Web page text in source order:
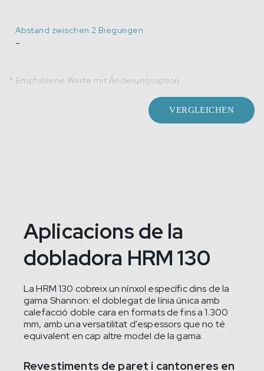
Abstand zwischen 2 Biegungen
-
* Empfohlene Werte mit Änderungsoption
VERGLEICHEN
Aplicacions de la
dobladora HRM 130
La HRM 130 cobreix un nínxol específic dins de la
gama Shannon: el doblegat de línia única amb
calefacció doble cara en formats de fins a 1.300
mm, amb una versatilitat d'espessors que no té
equivalent en cap altre model de la gama.
Revestiments de paret i cantoneres en